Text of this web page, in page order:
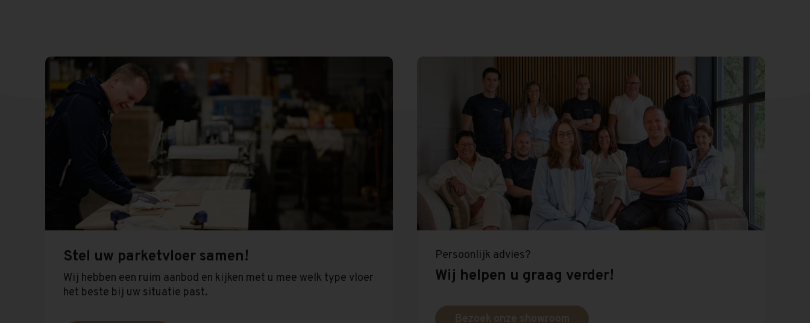
Stel uw parketvloer samen!
Wij hebben een ruim aanbod en kijken met u mee welk type vloer
het beste bij uw situatie past.
Persoonlijk advies?
Wij helpen u graag verder!
Bezoek onze showroom